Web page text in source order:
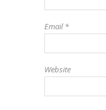
Email*
Website